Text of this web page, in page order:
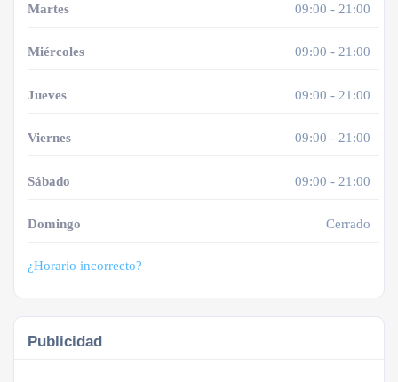
Martes 09:00 - 21:00
Miércoles 09:00 - 21:00
Jueves 09:00 - 21:00
Viernes 09:00 - 21:00
Sábado 09:00 - 21:00
Domingo Cerrado
¿Horario incorrecto?
Publicidad